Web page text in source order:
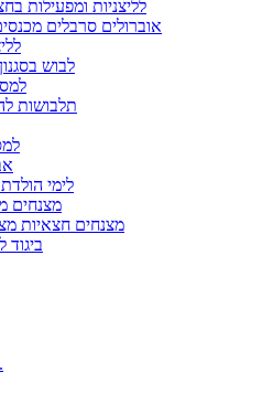
לליצניות ומפעילות
אוברולים סרבלים
לבוש
תלבושות
לימי
מצנחים
מצנחים חצאיות
ביגוד
לליצנים ולמפעילים.